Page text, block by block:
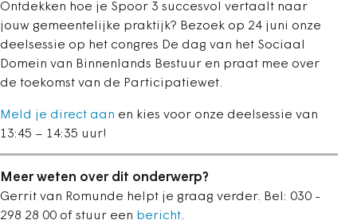
Ontdekken hoe je Spoor 3 succesvol vertaalt naar
jouw gemeentelijke praktijk? Bezoek op 24 juni onze
deelsessie op het congres De dag van het Sociaal
Domein van Binnenlands Bestuur en praat mee over
de toekomst van de Participatiewet.
Meld je direct aan en kies voor onze deelsessie van
13:45 – 14:35 uur!
Meer weten over dit onderwerp?
Gerrit van Romunde helpt je graag verder. Bel: 030 -
298 28 00 of stuur een bericht.